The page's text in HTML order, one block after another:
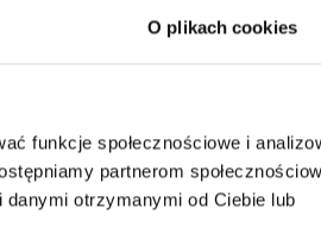
O plikach cookies
funkcje społecznościowe i
partnerom
otrzymanymi od Ciebie lub